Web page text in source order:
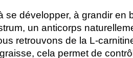
se développer, à grandir en
un anticorps
retrouvons de la L-
cela permet de